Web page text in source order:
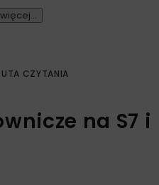
CZYTANIA
na S7 i